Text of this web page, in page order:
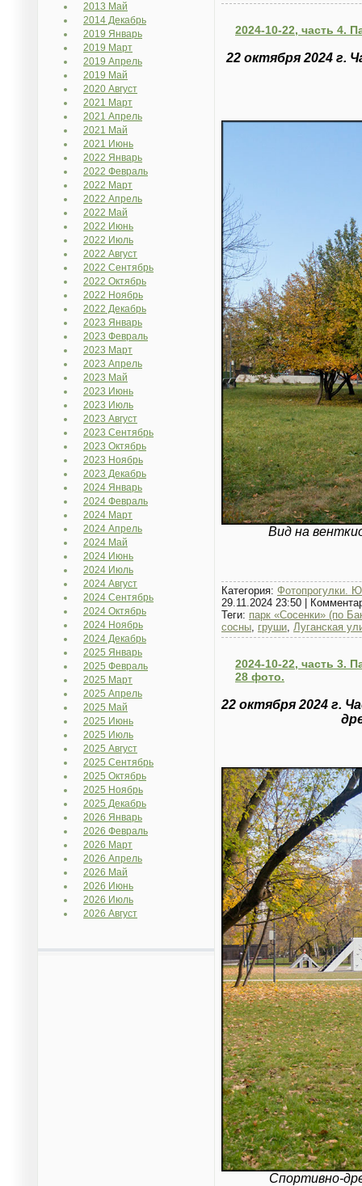
2013 Май
2014 Декабрь
2019 Январь
2019 Март
2019 Апрель
2019 Май
2020 Август
2021 Март
2021 Апрель
2021 Май
2021 Июнь
2022 Январь
2022 Февраль
2022 Март
2022 Апрель
2022 Май
2022 Июнь
2022 Июль
2022 Август
2022 Сентябрь
2022 Октябрь
2022 Ноябрь
2022 Декабрь
2023 Январь
2023 Февраль
2023 Март
2023 Апрель
2023 Май
2023 Июнь
2023 Июль
2023 Август
2023 Сентябрь
2023 Октябрь
2023 Ноябрь
2023 Декабрь
2024 Январь
2024 Февраль
2024 Март
2024 Апрель
2024 Май
2024 Июнь
2024 Июль
2024 Август
2024 Сентябрь
2024 Октябрь
2024 Ноябрь
2024 Декабрь
2025 Январь
2025 Февраль
2025 Март
2025 Апрель
2025 Май
2025 Июнь
2025 Июль
2025 Август
2025 Сентябрь
2025 Октябрь
2025 Ноябрь
2025 Декабрь
2026 Январь
2026 Февраль
2026 Март
2026 Апрель
2026 Май
2026 Июнь
2026 Июль
2026 Август
2024-10-22, часть 4.
22 октября 2024 г.
Вид на
Категория: Фотопрогулки.
29.11.2024 23:50
Теги: парк «Сосенки» (по
сосны, груши, Луганская
2024-10-22, часть 3.
28 фото.
22 октября 2024 г.
Спортивно-